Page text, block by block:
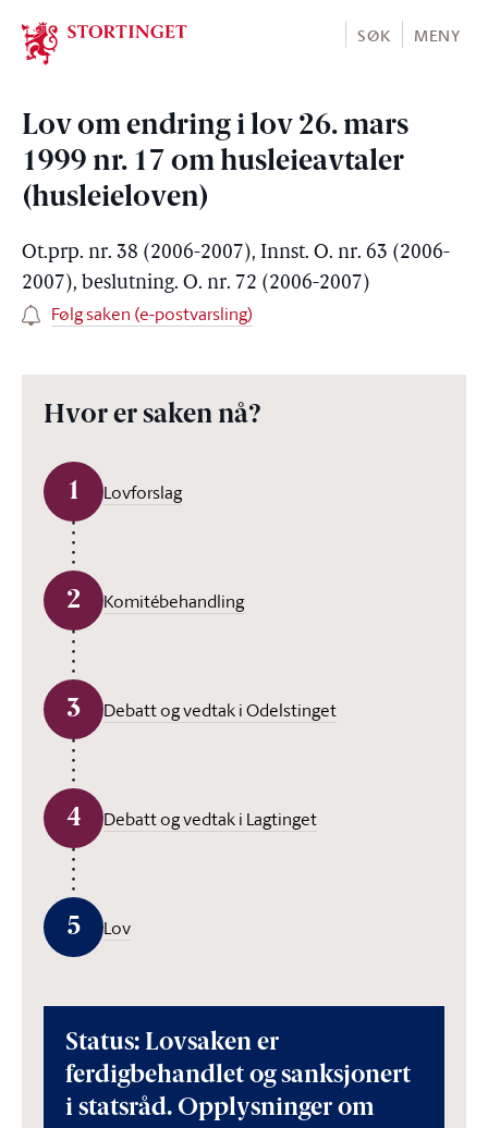
Stortinget.no
SØK MENY
Lov om endring i lov 26. mars
1999 nr. 17 om husleieavtaler
(husleieloven)
Ot.prp. nr. 38 (2006-2007), Innst. O. nr. 63 (2006-
2007), beslutning. O. nr. 72 (2006-2007)
Følg saken (e-postvarsling)
Hvor er saken nå?
1 Lovforslag
2 Komitébehandling
3 Debatt og vedtak i Odelstinget
4 Debatt og vedtak i Lagtinget
5 Lov
Status: Lovsaken er
ferdigbehandlet og sanksjonert
i statsråd. Opplysninger om